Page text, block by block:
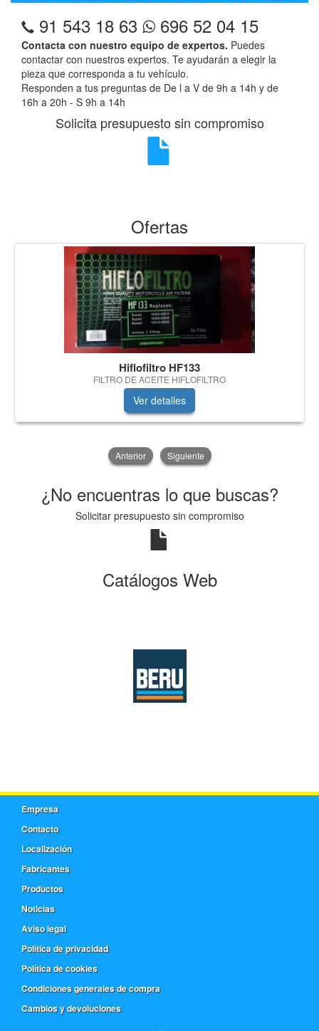
91 543 18 63 696 52 04 15
Contacta con nuestro equipo de expertos. Puedes
contactar con nuestros expertos. Te ayudarán a elegir la
pieza que corresponda a tu vehículo.
Responden a tus preguntas de De l a V de 9h a 14h y de
16h a 20h - S 9h a 14h
Solicita presupuesto sin compromiso
Ofertas
Hiflofiltro HF133
FILTRO DE ACEITE HIFLOFILTRO
Ver detalles
Anterior Siguiente
¿No encuentras lo que buscas?
Solicitar presupuesto sin compromiso
Catálogos Web
Empresa
Contacto
Localización
Fabricantes
Productos
Noticias
Aviso legal
Política de privacidad
Política de cookies
Condiciones generales de compra
Cambios y devoluciones